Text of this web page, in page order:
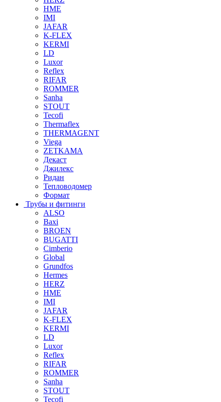
HME
IMI
JAFAR
K-FLEX
KERMI
LD
Luxor
Reflex
RIFAR
ROMMER
Sanha
STOUT
Tecofi
Thermaflex
THERMAGENT
Viega
ZETKAMA
Декаст
Джилекс
Ридан
Тепловодомер
Формат
Трубы и фитинги
ALSO
Baxi
BROEN
BUGATTI
Cimberio
Global
Grundfos
Hermes
HERZ
HME
IMI
JAFAR
K-FLEX
KERMI
LD
Luxor
Reflex
RIFAR
ROMMER
Sanha
STOUT
Tecofi